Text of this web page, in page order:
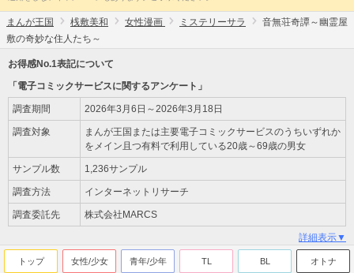
まんが王国 桟敷美和 女性漫画 ミステリーサラ
音無荘奇譚～幽霊屋
敷の奇妙な住人たち～
お得感No.1表記について
「電子コミックサービスに関するアンケート」
調査期間 2026年3月6日～2026年3月18日
調査対象
まんが王国または主要電子コミックサービスのうちいずれか
をメイン且つ有料で利用している20歳～69歳の男女
サンプル数 1,236サンプル
調査方法 インターネットリサーチ
調査委託先 株式会社MARCS
詳細表示▼
トップ 女性/少女 青年/少年 TL BL オトナ